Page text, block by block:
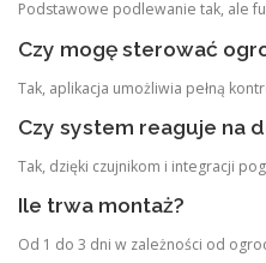
Podstawowe podlewanie tak, ale
Czy mogę sterować
Tak, aplikacja umożliwia pełną
Czy system reaguje na
Tak, dzięki czujnikom i integracji
Ile trwa montaż?
Od 1 do 3 dni w zależności od